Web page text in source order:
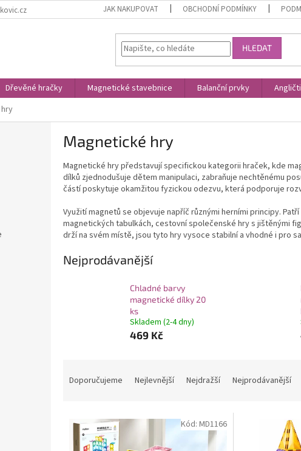
JAK NAKUPOVAT OBCHODNÍ PODMÍNKY
HLEDAT
Dřevěné hračky Magnetické stavebnice Balanční prvky
Magnetické hry
Magnetické hry představují specifickou kategorii hraček, kde
dílků zjednodušuje dětem manipulaci, zabraňuje nechtěnému
částí poskytuje okamžitou fyzickou odezvu, která podporuje
Využití magnetů se objevuje napříč různými herními principy.
magnetických tabulkách, cestovní společenské hry s jištěnými
drží na svém místě, jsou tyto hry vysoce stabilní a vhodné i pro
Nejprodávanější
Chladné barvy
magnetické dílky 20
ks
Skladem (2-4 dny)
469 Kč
Doporučujeme Nejlevnější Nejdražší Nejprodávanější
Kód: MD1166